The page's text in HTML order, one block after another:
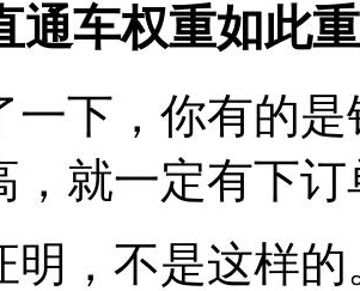
通车权重如此
一下，你有的
，就一定有下
明，不是这样